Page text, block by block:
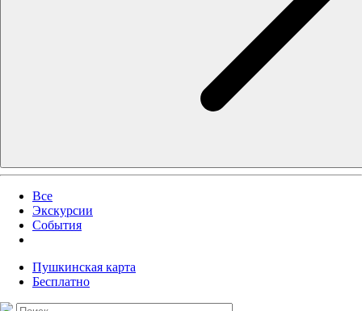
Все
Экскурсии
События
Пушкинская карта
Бесплатно